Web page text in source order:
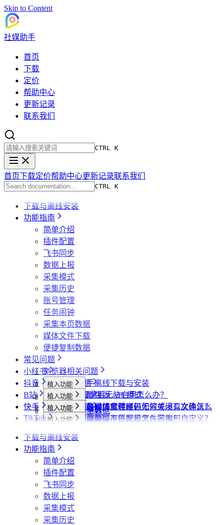
Skip to Content
社媒助手
首页
下载
定价
帮助中心
更新记录
联系我们
CTRL K
首页下载定价帮助中心更新记录联系我们
CTRL K
下载与离线安装
功能指南
简单介绍
插件配置
飞书同步
数据上报
采集模式
采集历史
账号管理
任务闹钟
采集本页数据
媒体文件下载
便捷复制数据
常见问题
浏览器相关问题
社媒助手离线下载与安装
CRX 安装后无法启用怎么办？
下载插件时提示程序包无效或没有文件怎么
办？
为什么推荐使用最新版 Chrome？
会员相关问题
什么是增强版 API 模式
什么是自动加载验证码
如何免费获取 VIP
为什么不能注册账号
下载相关问题
批量下载媒体文件时，如何关闭二次确认？
下载文件的保存位置和文件名如何自定义？
飞书相关问题
提示字段类型不匹配是怎么回事？
小红书相关问题
406“是怎么回事？
什么情况？
小红书提示存在风险插件要如何处理？
为什么搜索导出最多只有两百多篇笔记？
为什么采集到的评论比页面显示的数量少一
为什么有时候视频数据会获取不全？
哔哩哔哩相关问题
样？
小红书
植入功能
专辑页
笔记详情页
搜索页
博主详情页
批量采集
采集博主数据
采集评论数据
采集笔记数据
其他功能
链接转换
抖音
植入功能
搜索页
达人详情页
视频详情页
批量采集
采集达人数据
采集视频数据
其他功能
链接转换
B站
植入功能
搜索页
UP主详情页
批量采集
采集评论数据
采集视频数据
其他功能
快手
植入功能
达人详情页
视频详情页
批量采集
采集评论数据
采集视频数据
其他功能
链接转换
TikTok
达人详情页
视频详情页
批量采集
采集达人数据
采集视频数据
采集评论数据
其他功能
短链解析
下载与离线安装
功能指南
简单介绍
插件配置
飞书同步
数据上报
采集模式
采集历史